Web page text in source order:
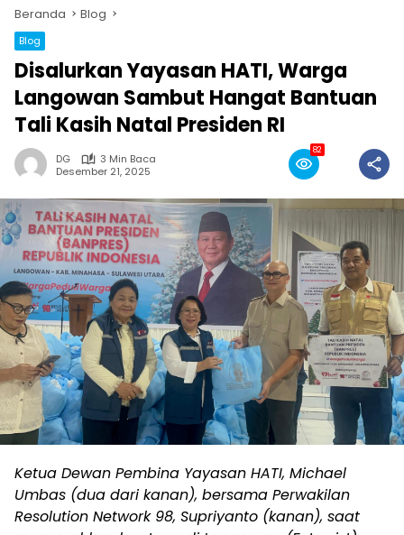
Beranda Blog
Blog
Disalurkan Yayasan HATI, Warga
Langowan Sambut Hangat Bantuan
Tali Kasih Natal Presiden RI
DG
3 Min Baca
Desember 21, 2025
82
Ketua Dewan Pembina Yayasan HATI, Michael
Umbas (dua dari kanan), bersama Perwakilan
Resolution Network 98, Supriyanto (kanan), saat